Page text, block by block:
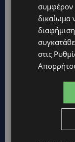
VIBE NEWS
Lidl Better Living
ευεξίας, γεμάτο
ΚΑΤΟΙΚΙΔΙΑ
ΠΑΓΚΟΣΜΙΑ ΗΜΕΡΑ
12χρονου
συμφέρον
δικαίωμα
στις